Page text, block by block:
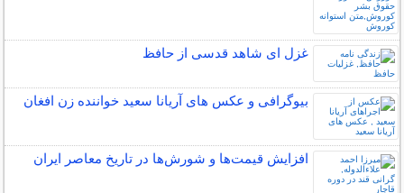
غزل ای شاهد قدسی از حافظ
بیوگرافی و عکس های آریانا سعید خواننده زن افغان
افزایش قیمت‌ها و شورش‌ها در تاریخ معاصر ایران